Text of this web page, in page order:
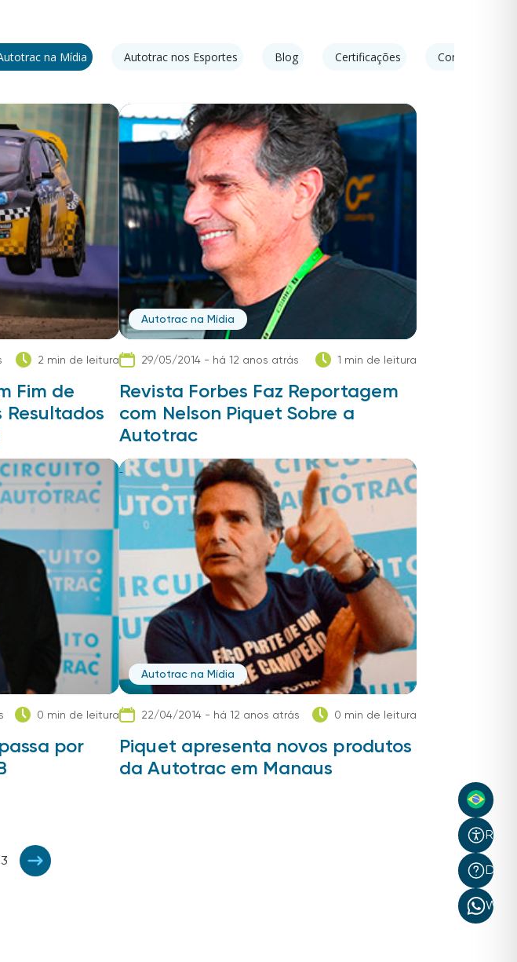
na Mídia Autotrac nos Esportes Blog Certificações Conexões de
2 min de leitura
Fim de
Resultados
Autotrac na Mídia
29/05/2014 - há 12 anos atrás 1 min de leitura
Revista Forbes Faz Reportagem
com Nelson Piquet Sobre a
Autotrac
0 min de leitura
por
Autotrac na Mídia
22/04/2014 - há 12 anos atrás 0 min de leitura
Piquet apresenta novos produtos
da Autotrac em Manaus